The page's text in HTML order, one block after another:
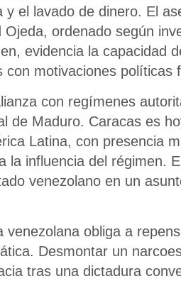
y el lavado de dinero. El
Ojeda, ordenado según
evidencia la capacidad
con motivaciones políticas
con regímenes
de Maduro. Caracas es
Latina, con presencia
la influencia del régimen.
venezolano en un
venezolana obliga a
Desmontar un
tras una dictadura